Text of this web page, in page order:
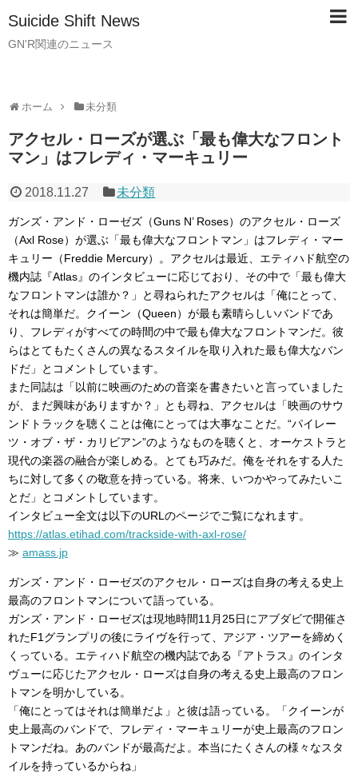
Suicide Shift News
GN'R関連のニュース
ホーム 未分類
アクセル・ローズが選ぶ「最も偉大なフロント
マン」はフレディ・マーキュリー
2018.11.27 未分類
ガンズ・アンド・ローゼズ（Guns N’ Roses）のアクセル・ローズ
（Axl Rose）が選ぶ「最も偉大なフロントマン」はフレディ・マー
キュリー（Freddie Mercury）。アクセルは最近、エティハド航空の
機内誌『Atlas』のインタビューに応じており、その中で「最も偉大
なフロントマンは誰か？」と尋ねられたアクセルは「俺にとって、
それは簡単だ。クイーン（Queen）が最も素晴らしいバンドであ
り、フレディがすべての時間の中で最も偉大なフロントマンだ。彼
らはとてもたくさんの異なるスタイルを取り入れた最も偉大なバン
ドだ」とコメントしています。
また同誌は「以前に映画のための音楽を書きたいと言っていました
が、まだ興味がありますか？」とも尋ね、アクセルは「映画のサウ
ンドトラックを聴くことは俺にとっては大事なことだ。“パイレー
ツ・オブ・ザ・カリビアン”のようなものを聴くと、オーケストラと
現代の楽器の融合が楽しめる。とても巧みだ。俺をそれをする人た
ちに対して多くの敬意を持っている。将来、いつかやってみたいこ
とだ」とコメントしています。
インタビュー全文は以下のURLのページでご覧になれます。
https://atlas.etihad.com/trackside-with-axl-rose/
≫ amass.jp
ガンズ・アンド・ローゼズのアクセル・ローズは自身の考える史上
最高のフロントマンについて語っている。
ガンズ・アンド・ローゼズは現地時間11月25日にアブダビで開催さ
れたF1グランプリの後にライヴを行って、アジア・ツアーを締めく
くっている。エティハド航空の機内誌である『アトラス』のインタ
ヴューに応じたアクセル・ローズは自身の考える史上最高のフロン
トマンを明かしている。
「俺にとってはそれは簡単だよ」と彼は語っている。「クイーンが
史上最高のバンドで、フレディ・マーキュリーが史上最高のフロン
トマンだね。あのバンドが最高だよ。本当にたくさんの様々なスタ
イルを持っているからね」